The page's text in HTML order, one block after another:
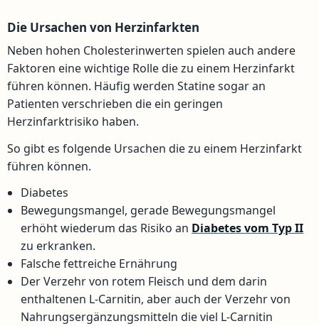
Die Ursachen von Herzinfarkten
Neben hohen Cholesterinwerten spielen auch andere
Faktoren eine wichtige Rolle die zu einem Herzinfarkt
führen können. Häufig werden Statine sogar an
Patienten verschrieben die ein geringen
Herzinfarktrisiko haben.
So gibt es folgende Ursachen die zu einem Herzinfarkt
führen können.
Diabetes
Bewegungsmangel, gerade Bewegungsmangel
erhöht wiederum das Risiko an Diabetes vom Typ II
zu erkranken.
Falsche fettreiche Ernährung
Der Verzehr von rotem Fleisch und dem darin
enthaltenen L-Carnitin, aber auch der Verzehr von
Nahrungsergänzungsmitteln die viel L-Carnitin